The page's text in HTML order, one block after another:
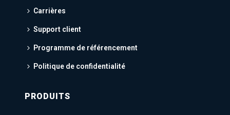
Carrières
Support client
Programme de référencement
Politique de confidentialité
PRODUITS